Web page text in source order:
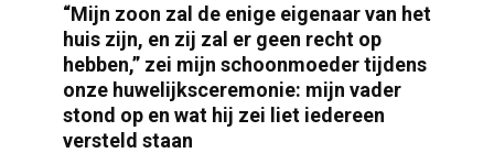
“Mijn zoon zal de enige eigenaar van het
huis zijn, en zij zal er geen recht op
hebben,” zei mijn schoonmoeder tijdens
onze huwelijksceremonie: mijn vader
stond op en wat hij zei liet iedereen
versteld staan